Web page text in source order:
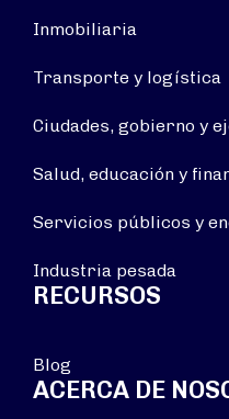
Inmobiliaria
Transporte y logística
Ciudades, gobierno y
Salud, educación y
Servicios públicos y
Industria pesada
RECURSOS
Blog
ACERCA DE